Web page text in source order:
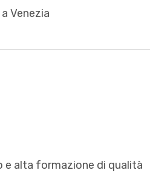
Venezia
e alta formazione di qualità